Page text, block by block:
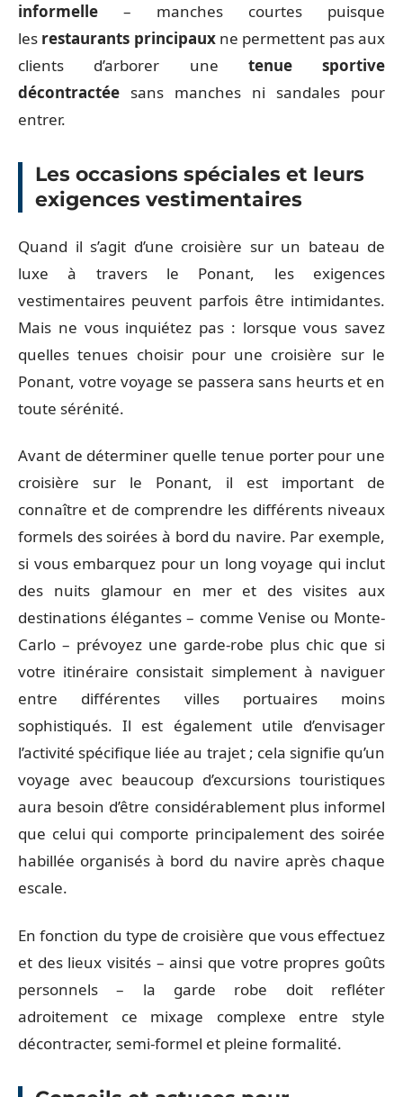
informelle – manches courtes puisque
les restaurants principauxne permettent pas aux
clients d’arborer une tenue sportive
décontractée sans manches ni sandales pour
entrer.
Les occasions spéciales et leurs
exigences vestimentaires
Quand il s’agit d’une croisière sur un bateau de
luxe à travers le Ponant, les exigences
vestimentaires peuvent parfois être intimidantes.
Mais ne vous inquiétez pas : lorsque vous savez
quelles tenues choisir pour une croisière sur le
Ponant, votre voyage se passera sans heurts et en
toute sérénité.
Avant de déterminer quelle tenue porter pour une
croisière sur le Ponant, il est important de
connaître et de comprendre les différents niveaux
formels des soirées à bord du navire. Par exemple,
si vous embarquez pour un long voyage qui inclut
des nuits glamour en mer et des visites aux
destinations élégantes – comme Venise ou Monte-
Carlo – prévoyez une garde-robe plus chic que si
votre itinéraire consistait simplement à naviguer
entre différentes villes portuaires moins
sophistiqués. Il est également utile d’envisager
l’activité spécifique liée au trajet ; cela signifie qu’un
voyage avec beaucoup d’excursions touristiques
aura besoin d’être considérablement plus informel
que celui qui comporte principalement des soirée
habillée organisés à bord du navire après chaque
escale.
En fonction du type de croisière que vous effectuez
et des lieux visités – ainsi que votre propres goûts
personnels – la garde robe doit refléter
adroitement ce mixage complexe entre style
décontracter, semi-formel et pleine formalité.